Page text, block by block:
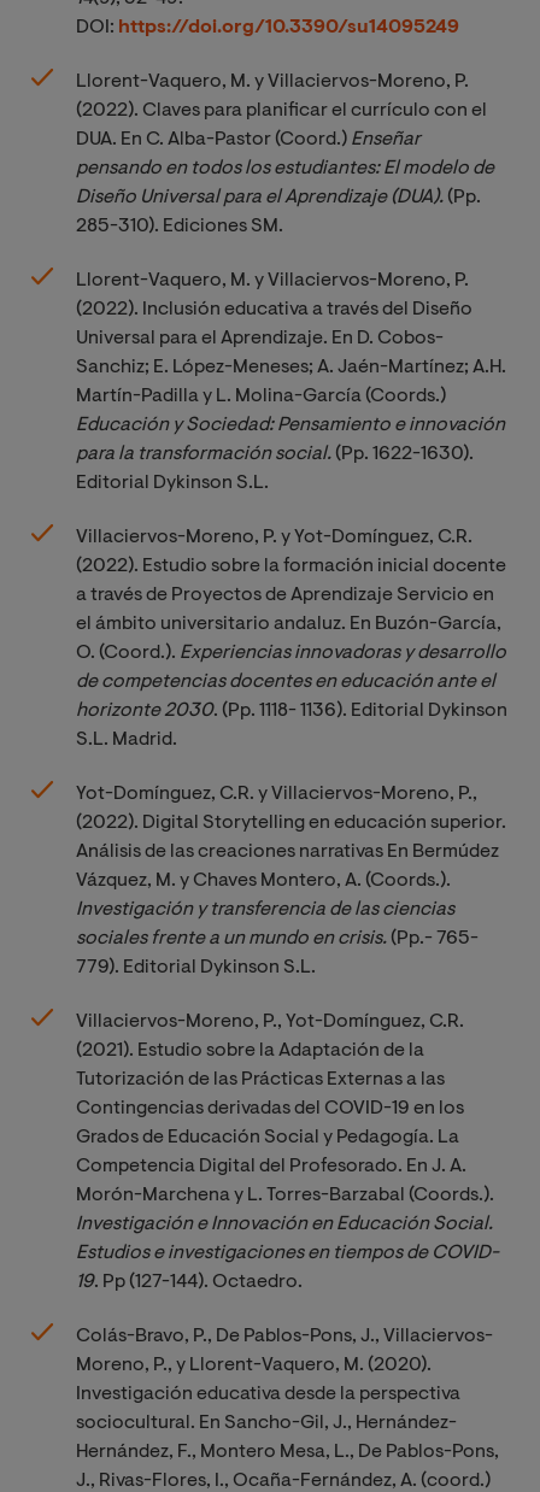
DOI: https://doi.org/10.3390/su14095249
Llorent-Vaquero, M. y Villaciervos-Moreno, P.
(2022). Claves para planificar el currículo con el
DUA. En C. Alba-Pastor (Coord.) Enseñar
pensando en todos los estudiantes: El modelo de
Diseño Universal para el Aprendizaje (DUA). (Pp.
285-310). Ediciones SM.
Llorent-Vaquero, M. y Villaciervos-Moreno, P.
(2022). Inclusión educativa a través del Diseño
Universal para el Aprendizaje. En D. Cobos-
Sanchiz; E. López-Meneses; A. Jaén-Martínez; A.H.
Martín-Padilla y L. Molina-García (Coords.)
Educación y Sociedad: Pensamiento e innovación
para la transformación social. (Pp. 1622-1630).
Editorial Dykinson S.L.
Villaciervos-Moreno, P. y Yot-Domínguez, C.R.
(2022). Estudio sobre la formación inicial docente
a través de Proyectos de Aprendizaje Servicio en
el ámbito universitario andaluz. En Buzón-García,
O. (Coord.). Experiencias innovadoras y desarrollo
de competencias docentes en educación ante el
horizonte 2030. (Pp. 1118- 1136). Editorial Dykinson
S.L. Madrid.
Yot-Domínguez, C.R. y Villaciervos-Moreno, P.,
(2022). Digital Storytelling en educación superior.
Análisis de las creaciones narrativas En Bermúdez
Vázquez, M. y Chaves Montero, A. (Coords.).
Investigación y transferencia de las ciencias
sociales frente a un mundo en crisis. (Pp.- 765-
779). Editorial Dykinson S.L.
Villaciervos-Moreno, P., Yot-Domínguez, C.R.
(2021). Estudio sobre la Adaptación de la
Tutorización de las Prácticas Externas a las
Contingencias derivadas del COVID-19 en los
Grados de Educación Social y Pedagogía. La
Competencia Digital del Profesorado. En J. A.
Morón-Marchena y L. Torres-Barzabal (Coords.).
Investigación e Innovación en Educación Social.
Estudios e investigaciones en tiempos de COVID-
19. Pp (127-144). Octaedro.
Colás-Bravo, P., De Pablos-Pons, J., Villaciervos-
Moreno, P., y Llorent-Vaquero, M. (2020).
Investigación educativa desde la perspectiva
sociocultural. En Sancho-Gil, J., Hernández-
Hernández, F., Montero Mesa, L., De Pablos-Pons,
J., Rivas-Flores, I., Ocaña-Fernández, A. (coord.)